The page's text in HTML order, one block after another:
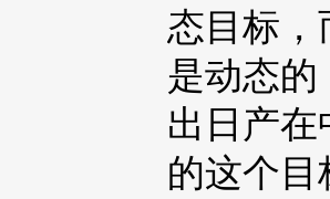
态目标，
是动态的
出 日产在
的这个目